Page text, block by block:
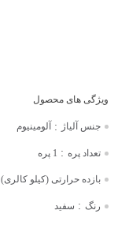
جنس آلیاژ : آلومینیوم
تعداد پره : 1 پره
بازده حرارتی (کیلو کالری)
رنگ : سفید